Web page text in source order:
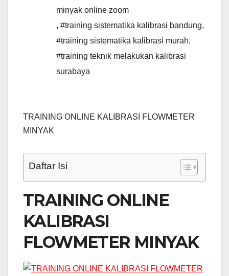
minyak online zoom
, #training sistematika kalibrasi bandung,
#training sistematika kalibrasi murah,
#training teknik melakukan kalibrasi
surabaya
TRAINING ONLINE KALIBRASI FLOWMETER
MINYAK
Daftar Isi
TRAINING ONLINE
KALIBRASI
FLOWMETER MINYAK